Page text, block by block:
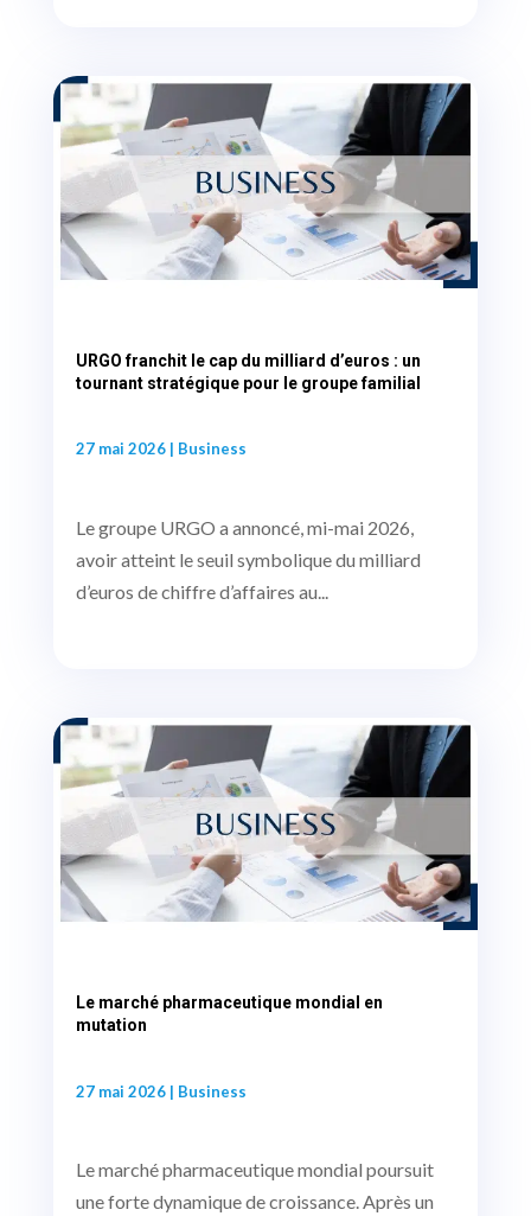
URGO franchit le cap du milliard d’euros : un
tournant stratégique pour le groupe familial
27 mai 2026| Business
Le groupe URGO a annoncé, mi-mai 2026,
avoir atteint le seuil symbolique du milliard
d’euros de chiffre d’affaires au...
Le marché pharmaceutique mondial en
mutation
27 mai 2026| Business
Le marché pharmaceutique mondial poursuit
une forte dynamique de croissance. Après un